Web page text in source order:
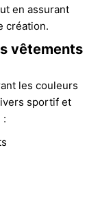
en assurant
création.
vêtements
les couleurs
sportif et
: